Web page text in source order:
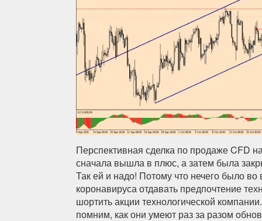
Перспективная сделка по продаже CFD
сначала вышла в плюс, а затем была
Так ей и надо! Потому что нечего было
коронавируса отдавать предпочтение
шортить акции технологической
помним, как они умеют раз за разом